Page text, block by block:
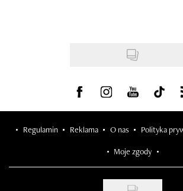
Visit us on Facebook
Visit us on Instagram
Visit us onVisit us
Regulamin Reklama O nas Polityka
Moje zgody